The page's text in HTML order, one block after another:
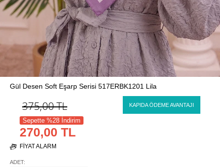
Gül Desen Soft Eşarp Serisi 517ERBK1201 Lila
375,00TL KAPIDA ÖDEME AVANTAJI
Sepette %28 İndirim
270,00 TL
FIYAT ALARM
ADET: